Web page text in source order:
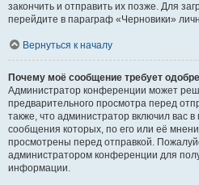
закончить и отправить их позже. Для
перейдите в параграф «Черновики»
Вернуться к началу
Почему моё сообщение требует
Администратор конференции может
предварительного просмотра перед
также, что администратор включил вас в
сообщения которых, по его или её
просмотрены перед отправкой.
администратором конференции для
информации.